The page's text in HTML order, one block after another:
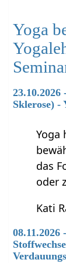
Yoga
23.10.2026
Sklerose) -
Yoga
das
oder
Kati
08.11.2026